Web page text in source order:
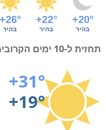
+20°
+22°
+26°
בהיר בהיר בהיר
תחזית ל-10 ימים הקרובים
+31°
+19°